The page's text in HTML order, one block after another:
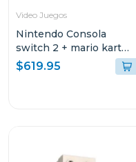
Video Juegos
Nintendo Consola
switch 2 + mario kart
world
$619.95